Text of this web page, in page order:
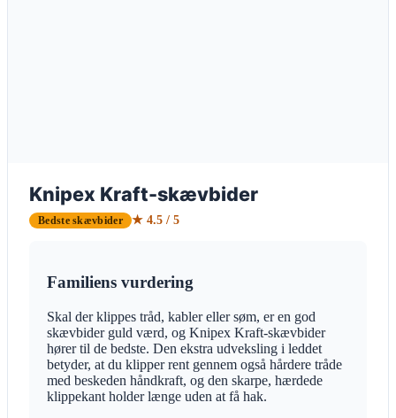
Knipex Kraft-skævbider
Bedste skævbider ★ 4.5 / 5
Familiens vurdering
Skal der klippes tråd, kabler eller søm, er en god
skævbider guld værd, og Knipex Kraft-skævbider
hører til de bedste. Den ekstra udveksling i leddet
betyder, at du klipper rent gennem også hårdere tråde
med beskeden håndkraft, og den skarpe, hærdede
klippekant holder længe uden at få hak.